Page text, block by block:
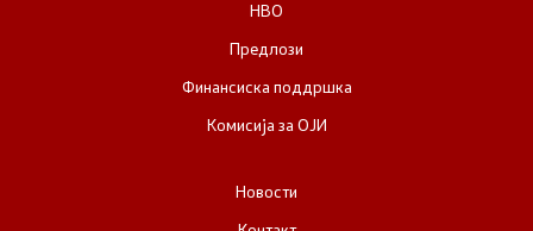
НВО
Предлози
Финансиска поддршка
Комисија за ОЈИ
Новости